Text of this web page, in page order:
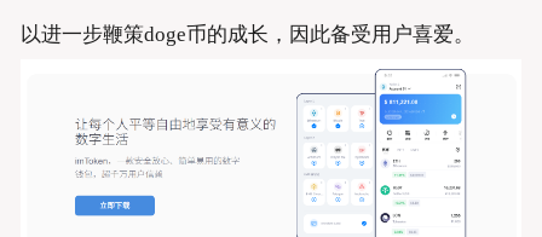
以进一步鞭策doge币的成长，因此备受用户喜爱。